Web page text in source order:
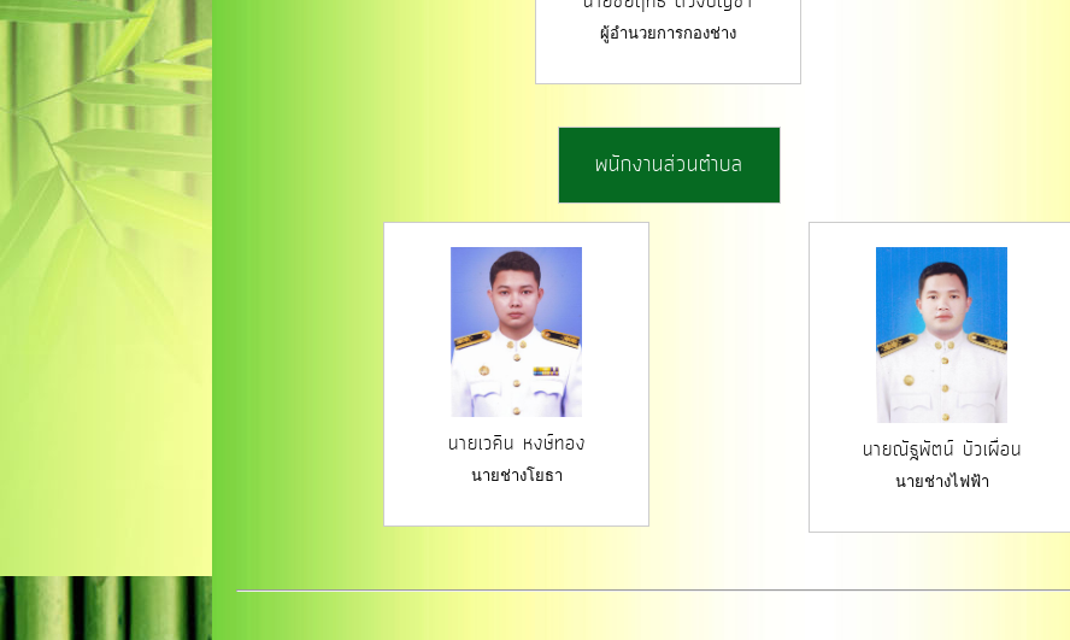
ผู้อำนวยการกองช่าง
พนักงานส่วนตำบล
นายเวคิน หงษ์ทอง
นายช่างโยธา
นายณัฐพัตน์ บัวเผื่อน
นายช่างไฟฟ้า